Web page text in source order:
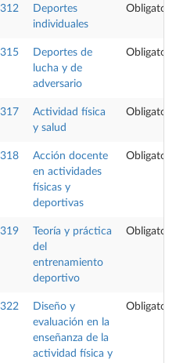
Deportes
individuales
Deportes de
lucha y de
adversario
Actividad física
y salud
Acción docente
en actividades
físicas y
deportivas
Teoría y práctica
del
entrenamiento
deportivo
Diseño y
evaluación en la
enseñanza de la
actividad física y